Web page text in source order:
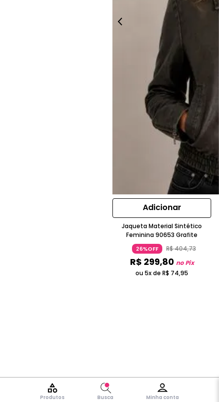
Produtos Busca Minha conta
Adicionar
Jaqueta Material Sintético
Feminina 90653 Grafite
26%OFF R$404,73
R$ 299,80 no Pix
ou 5x de R$ 74,95